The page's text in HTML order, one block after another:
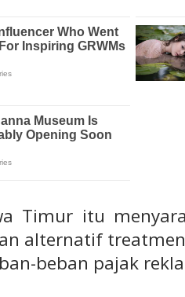
Timur itu
alternatif
beban pajak